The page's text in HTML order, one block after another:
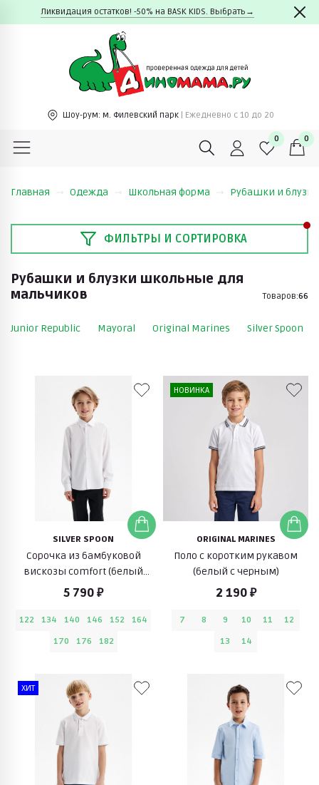
Ликвидация остатков! -50% на BASK KIDS. Выбрать→
Шоу-рум: м. Филевский парк | Ежедневно c 10 до 20
0 0
Главная Одежда Школьная форма Рубашки и
ФИЛЬТРЫ И СОРТИРОВКА
Рубашки и блузки школьные для
мальчиков
Товаров:66
Junior Republic Mayoral Original Marines Silver Spoon
SILVER SPOON
Сорочка из бамбуковой
вискозы comfort (белый
жаккард в полоску)
5 790 ₽
122 134 140 146 152
164
170
176 182
НОВИНКА
ORIGINAL MARINES
Поло с коротким рукавом
(белый с черным)
2 190 ₽
7 8 9 10 11
12
13
14
ХИТ